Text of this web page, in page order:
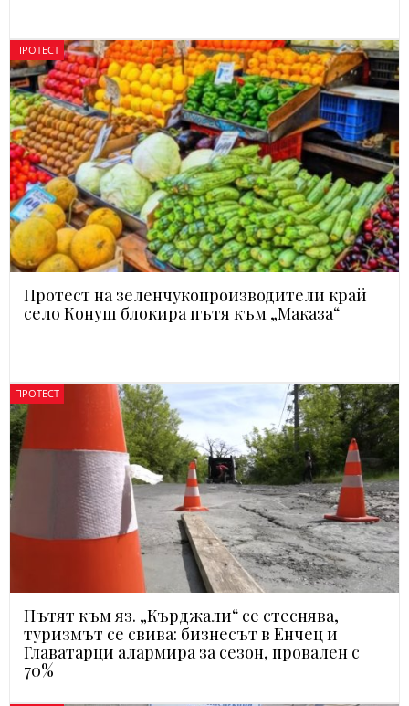
ПРОТЕСТ
Протест на зеленчукопроизводители край
село Конуш блокира пътя към „Маказа“
ПРОТЕСТ
Пътят към яз. „Кърджали“ се стеснява,
туризмът се свива: бизнесът в Енчец и
Главатарци алармира за сезон, провален с
70%